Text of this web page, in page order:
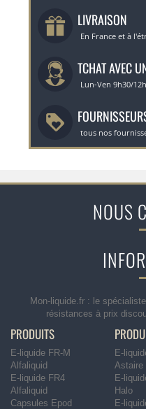
LIVRAISON
En France et à
TCHAT AVEC
Lun-Ven 9h30/
tous nos
NOUS
Mon-liquide.fr : le
résistances à prix
PRODUITS
E-liquide FR-M
Alfaliquid
E-liquide FR4
Alfaliquid
Capsules Epod
E-
Astaire
E-
Halo
E-